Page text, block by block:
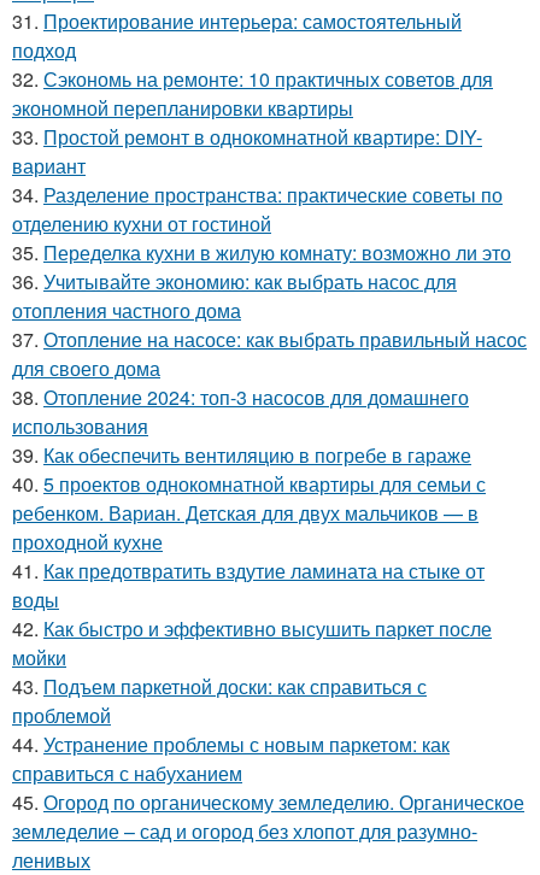
31. Проектирование интерьера: самостоятельный
подход
32. Сэкономь на ремонте: 10 практичных советов для
экономной перепланировки квартиры
33. Простой ремонт в однокомнатной квартире: DIY-
вариант
34. Разделение пространства: практические советы по
отделению кухни от гостиной
35. Переделка кухни в жилую комнату: возможно ли это
36. Учитывайте экономию: как выбрать насос для
отопления частного дома
37. Отопление на насосе: как выбрать правильный насос
для своего дома
38. Отопление 2024: топ-3 насосов для домашнего
использования
39. Как обеспечить вентиляцию в погребе в гараже
40. 5 проектов однокомнатной квартиры для семьи с
ребенком. Вариан. Детская для двух мальчиков — в
проходной кухне
41. Как предотвратить вздутие ламината на стыке от
воды
42. Как быстро и эффективно высушить паркет после
мойки
43. Подъем паркетной доски: как справиться с
проблемой
44. Устранение проблемы с новым паркетом: как
справиться с набуханием
45. Огород по органическому земледелию. Органическое
земледелие – сад и огород без хлопот для разумно-
ленивых